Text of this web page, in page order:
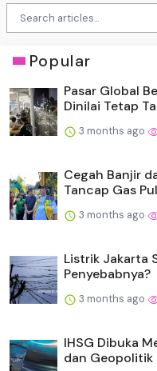
Popular
Pasar Global
Dinilai Tetap
3 months ago
Cegah Banjir
Tancap Gas
3 months ago
Listrik Jakarta
Penyebabnya?
3 months ago
IHSG Dibuka
dan Geopolitik